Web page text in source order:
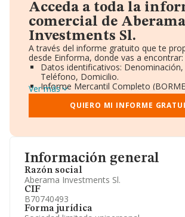
Información general
Razón social
Aberama Investments Sl.
CIF
B70740493
Forma jurídica
Acceda a toda la
comercial de Aberama
Investments Sl.
A través del informe gratuito que te
desde Einforma, donde vas a encontrar:
Datos identificativos: Denominación,
Teléfono, Domicilio.
Informe Mercantil Completo
Gráficos de Evolución Ventas y
Consejo de Administración y
Directivos y Ejecutivos.
Información oficial y registral
Ver más
QUIERO MI INFORME